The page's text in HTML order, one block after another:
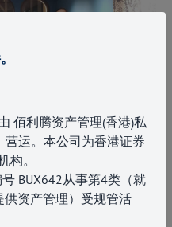
佰利腾资产管理(香港)私
营运。本公司为香港证券
构。
BUX642从事第4类（就
资产管理）受规管活
的联系与合作